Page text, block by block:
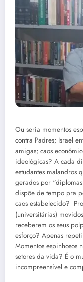
Ou seria momentos
contra Padres; Israel
amigas; caos
ideológicas? A cada
estudantes malandros
gerados por
dispõe de tempo pra
caos estabelecido?
(universitárias)
receberem os seus
esforço? Apenas
Momentos espinhosos
setores da vida? É o
incompreensível e